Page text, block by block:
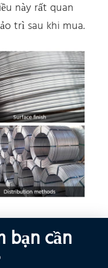
này rất quan
trì sau khi mua.
bạn cần